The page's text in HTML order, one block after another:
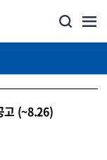
고 (~8.26)